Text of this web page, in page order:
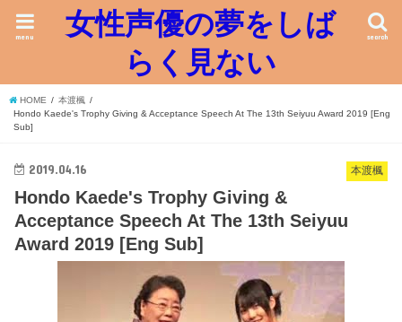
女性声優の夢をしば
らく見ない
search
menu
HOME
本渡楓
Hondo Kaede's Trophy Giving & Acceptance Speech At The 13th Seiyuu Award 2019 [Eng
Sub]
本渡楓
2019.04.16
Hondo Kaede's Trophy Giving &
Acceptance Speech At The 13th Seiyuu
Award 2019 [Eng Sub]